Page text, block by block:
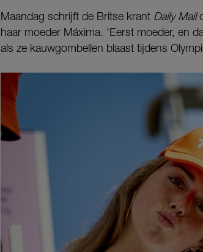
Maandag schrijft de Britse krant Daily Mail
haar moeder Máxima. ‘Eerst moeder, en
als ze kauwgombellen blaast tijdens